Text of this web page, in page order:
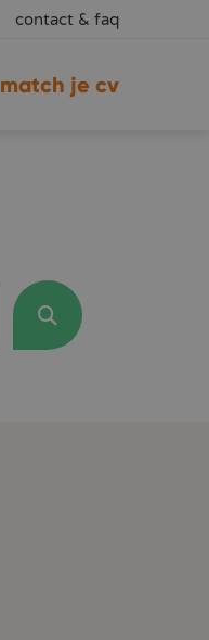
contact & faq
match je cv